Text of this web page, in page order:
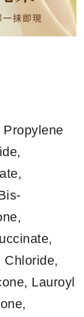
Chloride,
Lauroyl